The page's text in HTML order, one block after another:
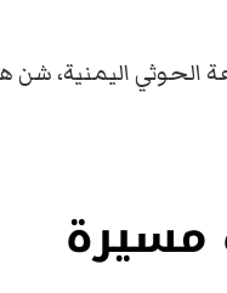
الحوثي اليمنية،
مسيرة